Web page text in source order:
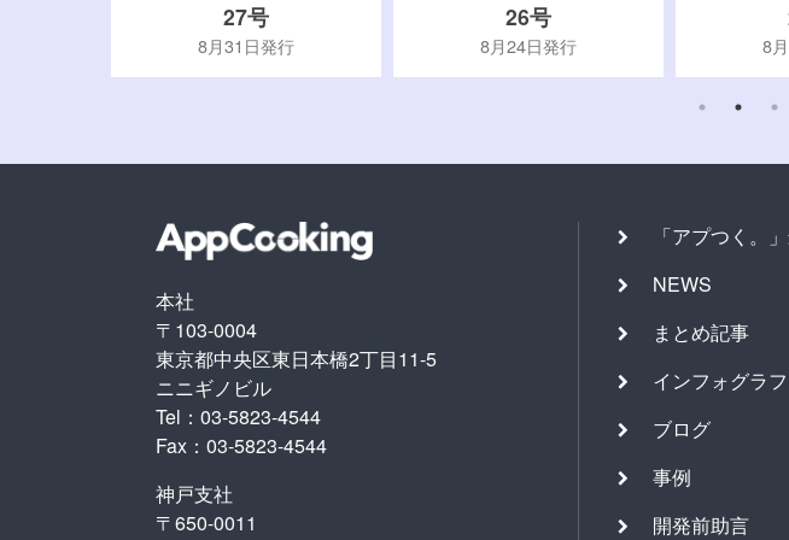
27号
8月31日発行
26号
8月24日発行 8
本社
〒103-0004
東京都中央区東日本橋2丁目11-5
ニニギノビル
Tel：03-5823-4544
Fax：03-5823-4544
神戸支社
〒650-0011
「アプつく。
NEWS
まとめ記事
インフォグラ
ブログ
事例
開発前助言